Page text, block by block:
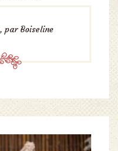
par Boiseline